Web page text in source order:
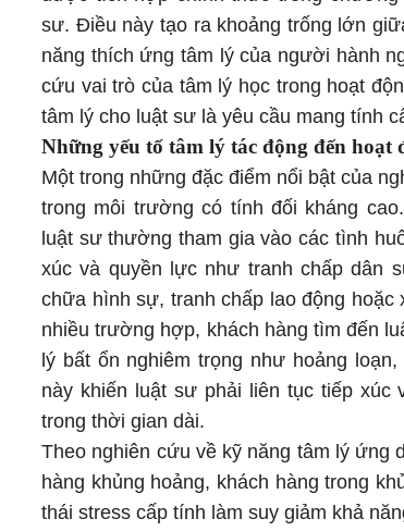
sư. Điều này tạo ra khoảng trống lớn
năng thích ứng tâm lý của người hành
cứu vai trò của tâm lý học trong hoạt
tâm lý cho luật sư là yêu cầu mang tính
Những yếu tố tâm lý tác động đến hoạt
Một trong những đặc điểm nổi bật của
trong môi trường có tính đối kháng
luật sư thường tham gia vào các tình
xúc và quyền lực như tranh chấp dân
chữa hình sự, tranh chấp lao động hoặc
nhiều trường hợp, khách hàng tìm đến
lý bất ổn nghiêm trọng như hoảng
này khiến luật sư phải liên tục tiếp
trong thời gian dài.
Theo nghiên cứu về kỹ năng tâm lý ứng
hàng khủng hoảng, khách hàng trong
thái stress cấp tính làm suy giảm khả